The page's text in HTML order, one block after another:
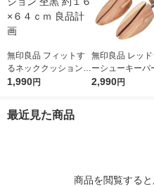
無印良品 フィットす
るネッククッション
杢黒 約１６×６４ｃｍ
1,990円
無印良品 レッ
ーシューキーパ
5〜28cm用 良品
2,990円
最近見た商品
商品を閲覧する